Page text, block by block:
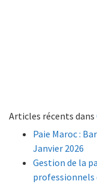
Articles récents dans
Paie Maroc :
Janvier 2026
Gestion de la
professionnels